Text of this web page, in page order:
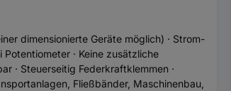
dimensionierte Geräte möglich) · Strom-
· Keine zusätzliche
· Steuerseitig Federkraftklemmen ·
Fließbänder, Maschinenbau,